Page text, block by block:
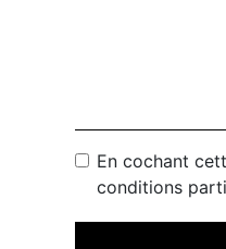
En cochant
conditions